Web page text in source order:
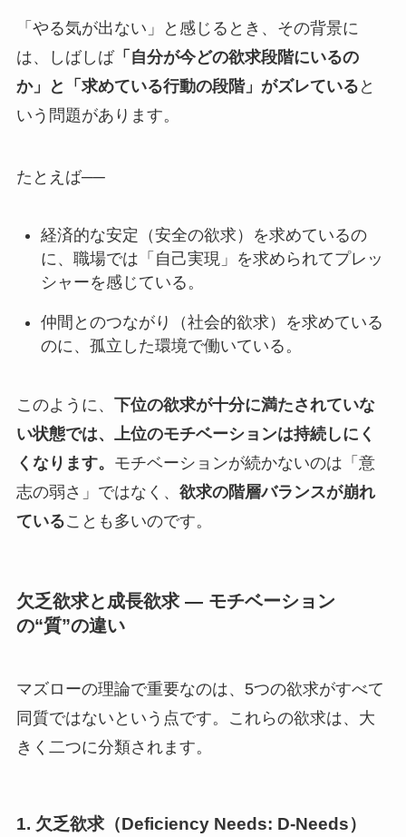
「やる気が出ない」と感じるとき、その背景に
は、しばしば「自分が今どの欲求段階にいるの
か」と「求めている行動の段階」がズレている と
いう問題があります。
たとえば──
経済的な安定（安全の欲求）を求めているの
に、職場では「自己実現」を求められてプレッ
シャーを感じている。
仲間とのつながり（社会的欲求）を求めている
のに、孤立した環境で働いている。
このように、 下位の欲求が十分に満たされていな
い状態では、上位のモチベーションは持続しにく
くなります。 モチベーションが続かないのは「意
志の弱さ」ではなく、 欲求の階層バランスが崩れ
ていることも多いのです。
欠乏欲求と成長欲求 ― モチベーション
の“質”の違い
マズローの理論で重要なのは、5つの欲求がすべて
同質ではないという点です。これらの欲求は、大
きく二つに分類されます。
1. 欠乏欲求（Deficiency Needs: D-Needs）